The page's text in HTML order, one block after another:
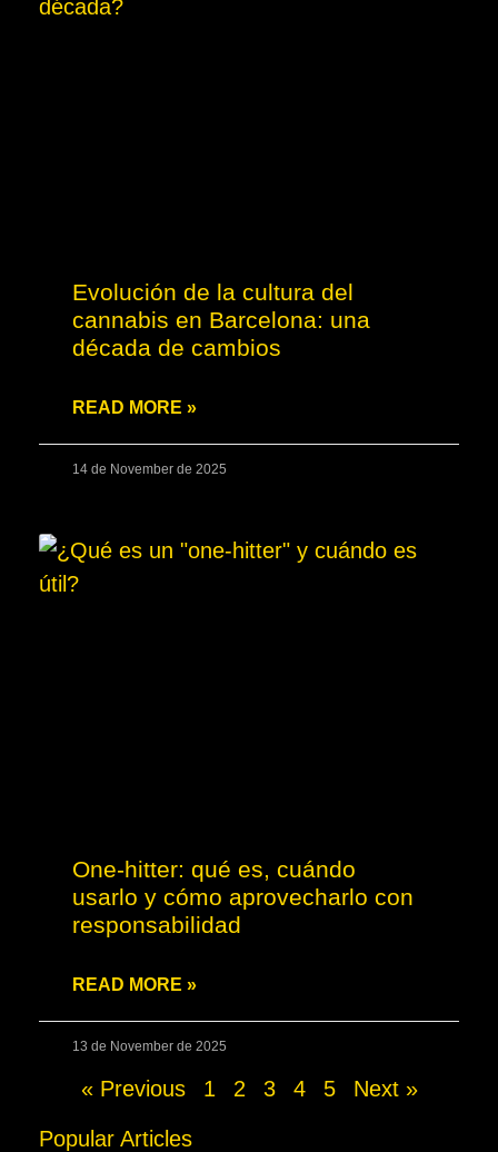
Evolución de la cultura del
cannabis en Barcelona: una
década de cambios
READ MORE »
14 de November de 2025
One-hitter: qué es, cuándo
usarlo y cómo aprovecharlo con
responsabilidad
READ MORE »
13 de November de 2025
« Previous 1 2 3 4 5 Next »
Popular Articles